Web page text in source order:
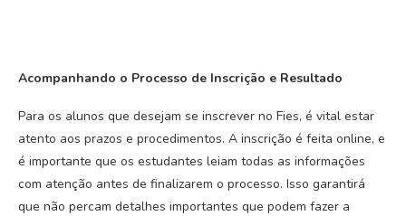
Acompanhando o Processo de Inscrição e Resultado
Para os alunos que desejam se inscrever no Fies, é vital estar
atento aos prazos e procedimentos. A inscrição é feita online, e
é importante que os estudantes leiam todas as informações
com atenção antes de finalizarem o processo. Isso garantirá
que não percam detalhes importantes que podem fazer a